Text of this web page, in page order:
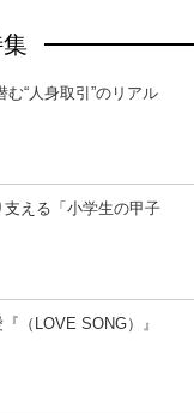
“人身取引”のリアル
える「小学生の甲子
（LOVE SONG）』